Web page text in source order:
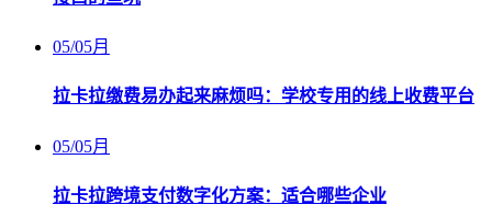
05/05月
拉卡拉缴费易办起来麻烦吗：学校专用的线上收费平台
05/05月
拉卡拉跨境支付数字化方案：适合哪些企业